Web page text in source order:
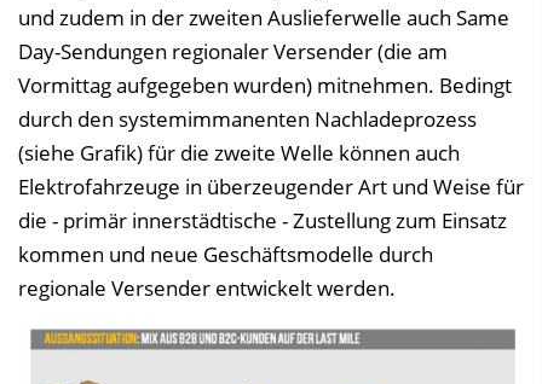
und zudem in der zweiten Auslieferwelle auch Same
Day-Sendungen regionaler Versender (die am
Vormittag aufgegeben wurden) mitnehmen. Bedingt
durch den systemimmanenten Nachladeprozess
(siehe Grafik) für die zweite Welle können auch
Elektrofahrzeuge in überzeugender Art und Weise für
die - primär innerstädtische - Zustellung zum Einsatz
kommen und neue Geschäftsmodelle durch
regionale Versender entwickelt werden.